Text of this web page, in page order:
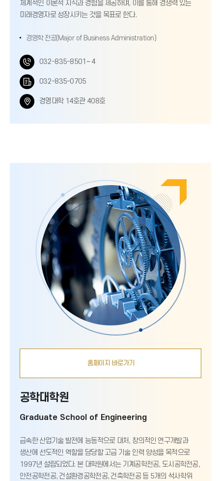
체계적인 이론적 지식과 경험을 제공하며, 이를 통해 경쟁력 있는
미래경영자로 성장시키는 것을 목표로 한다.
경영학 전공(Major of Business Administration)
032-835-8501~ 4전
호
032-835-0705팩
경영대학 14호관 408호위
홈페이지 바로가기
공학대학원
Graduate School of Engineering
급속한 산업기술 발전에 능동적으로 대처, 창의적인 연구개발과
생산에 선도적인 역할을 담당할 고급 기술 인력 양성을 목적으로
1997년 설립되었다. 본 대학원에서는 기계공학전공, 도시공학전공,
안전공학전공, 건설환경공학전공, 건축학전공 등 5개의 석사학위